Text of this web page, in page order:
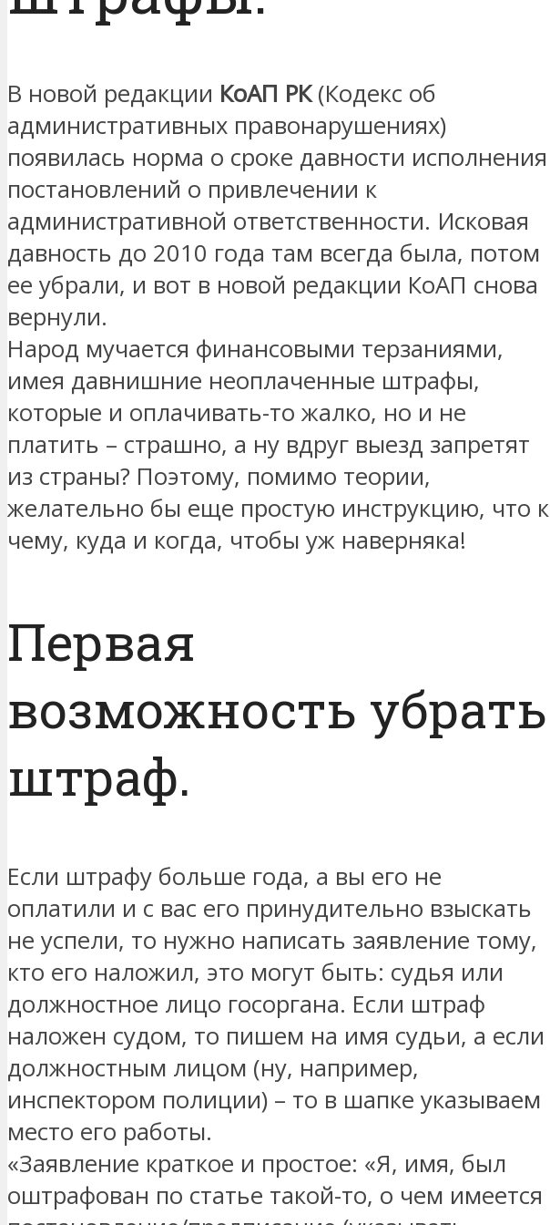
В новой редакции КоАП РК(Кодекс об
административных правонарушениях)
появилась норма о сроке давности исполнения
постановлений о привлечении к
административной ответственности. Исковая
давность до 2010 года там всегда была, потом
ее убрали, и вот в новой редакции КоАП снова
вернули.
Народ мучается финансовыми терзаниями,
имея давнишние неоплаченные штрафы,
которые и оплачивать-то жалко, но и не
платить – страшно, а ну вдруг выезд запретят
из страны? Поэтому, помимо теории,
желательно бы еще простую инструкцию, что к
чему, куда и когда, чтобы уж наверняка!
Первая
возможность убрать
штраф.
Если штрафу больше года, а вы его не
оплатили и с вас его принудительно взыскать
не успели, то нужно написать заявление тому,
кто его наложил, это могут быть: судья или
должностное лицо госоргана. Если штраф
наложен судом, то пишем на имя судьи, а если
должностным лицом (ну, например,
инспектором полиции) – то в шапке указываем
место его работы.
«Заявление краткое и простое: «Я, имя, был
оштрафован по статье такой-то, о чем имеется